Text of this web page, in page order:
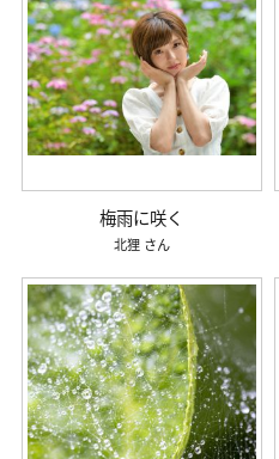
梅雨に咲く
北狸